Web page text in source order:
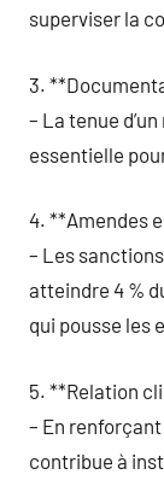
superviser la
3.
– La tenue
essentielle
4. **Amendes
– Les
atteindre 4 %
qui pousse les
5. **Relation
– En
contribue à